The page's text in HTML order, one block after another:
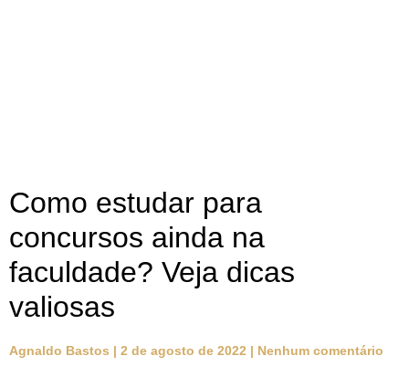
Como estudar para
concursos ainda na
faculdade? Veja dicas
valiosas
Agnaldo Bastos 2 de agosto de 2022 Nenhum comentário